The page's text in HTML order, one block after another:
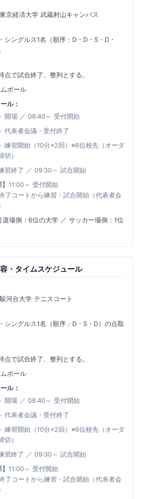
京経済大学 武蔵村山キャンパス
シングルス1名（順序：D・D・S・D・
点で試合終了、整列とする。
ボール
ル：
開場 ／ 08:40～ 受付開始
代表者会議・受付終了
練習開始（10分×2回）※6位校先（オーダ
切）
習終了 ／ 09:30～ 試合開始
11:00～ 受付開始
了コートから練習・試合開始（代表者会
道場側：6位の大学 ／ サッカー場側：1位
容・タイムスケジュール
河台大学 テニスコート
シングルス1名（順序：D・S・D）の点取
点で試合終了、整列とする。
ボール
ル：
開場 ／ 08:40～ 受付開始
代表者会議・受付終了
練習開始（10分×2回）※6位校先（オーダ
切）
習終了 ／ 09:30～ 試合開始
11:00～ 受付開始
了コートから練習・試合開始（代表者会